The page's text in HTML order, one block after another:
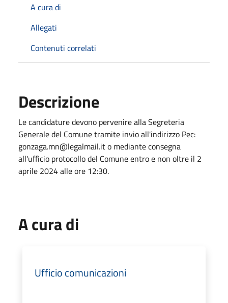
A cura di
Allegati
Contenuti correlati
Descrizione
Le candidature devono pervenire alla Segreteria
Generale del Comune tramite invio all'indirizzo Pec:
gonzaga.mn@legalmail.it o mediante consegna
all'ufficio protocollo del Comune entro e non oltre il 2
aprile 2024 alle ore 12:30.
A cura di
Ufficio comunicazioni